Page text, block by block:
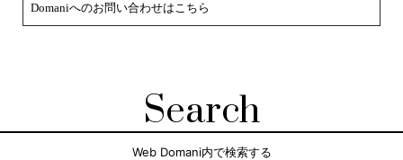
Domaniへのお問い合わせはこちら
Search
Web Domani内で検索する